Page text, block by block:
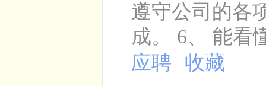
遵守公司的各
成。 6、 能看
应聘
收藏